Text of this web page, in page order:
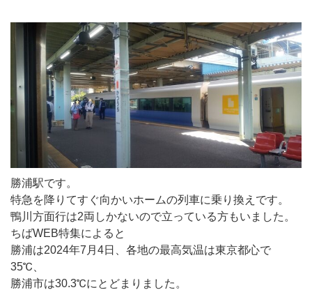
勝浦駅です。
特急を降りてすぐ向かいホームの列車に乗り換えです。
鴨川方面行は2両しかないので立っている方もいました。
ちばWEB特集によると
勝浦は2024年7月4日、各地の最高気温は東京都心で
35℃、
勝浦市は30.3℃にとどまりました。